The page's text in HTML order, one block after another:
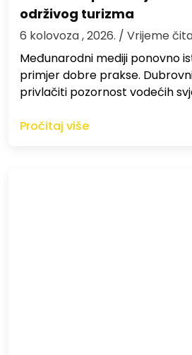
održivog turizma
6 kolovoza , 2026. / Vrijeme
Međunarodni mediji ponovno
primjer dobre prakse.
privlačiti pozornost vodećih
Pročitaj više